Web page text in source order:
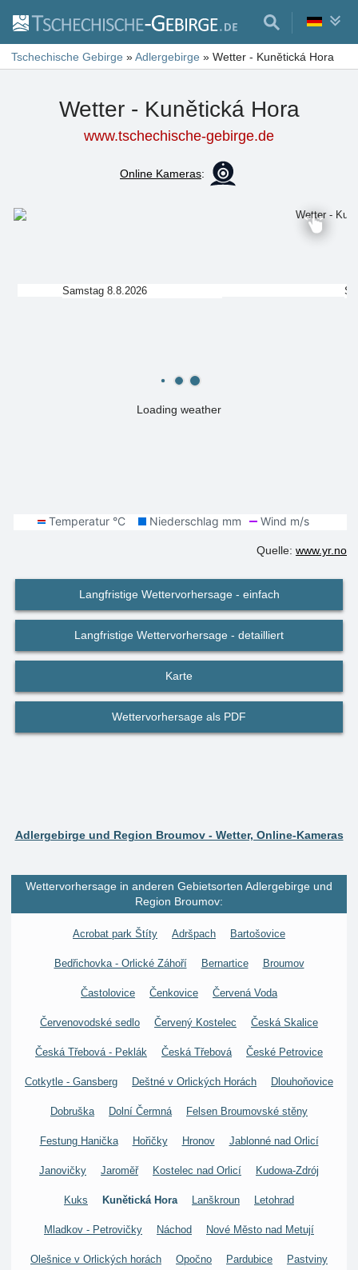
Tschechische Gebirge »Adlergebirge » Wetter - Kunětická Hora
Wetter - Kunětická Hora
www.tschechische-gebirge.de
Online Kameras:
Loading weather
Samstag 8.8.2026
Quelle: www.yr.no
Langfristige Wettervorhersage - einfach
Langfristige Wettervorhersage - detailliert
Karte
Wettervorhersage als PDF
Adlergebirge und Region Broumov - Wetter, Online-Kameras
Wettervorhersage in anderen Gebietsorten Adlergebirge und
Region Broumov:
Acrobat park Štíty Adršpach Bartošovice
Bedřichovka - Orlické Záhoří Bernartice Broumov
Častolovice Čenkovice Červená Voda
Červenovodské sedlo Červený Kostelec Česká Skalice
Česká Třebová - Peklák Česká Třebová České Petrovice
Cotkytle - Gansberg Deštné v Orlických Horách Dlouhoňovice
Dobruška Dolní Čermná Felsen Broumovské stěny
Festung Hanička Hořičky Hronov Jablonné nad Orlicí
Janovičky Jaroměř Kostelec nad Orlicí Kudowa-Zdrój
Kuks Kunětická Hora Lanškroun Letohrad
Mladkov - Petrovičky Náchod Nové Město nad Metují
Olešnice v Orlických horách Opočno Pardubice Pastviny